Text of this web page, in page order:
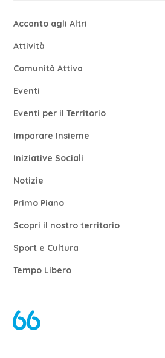
Accanto agli Altri
Attività
Comunità Attiva
Eventi
Eventi per il Territorio
Imparare Insieme
Iniziative Sociali
Notizie
Primo Piano
Scopri il nostro territorio
Sport e Cultura
Tempo Libero